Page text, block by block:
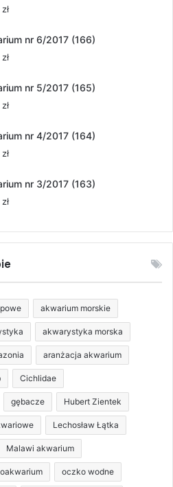
złZakres
od nr 6/2017 (166)
złZakres
od nr 5/2017 (165)
złZakres
od nr 4/2017 (164)
złZakres
od nr 3/2017 (163)
złZakres
od
15,90 zł
akwarium morskie
akwarystyka morska
aranżacja akwarium
Cichlidae
gębacze Hubert Zientek
Lechosław Łątka
Malawi akwarium
oczko wodne